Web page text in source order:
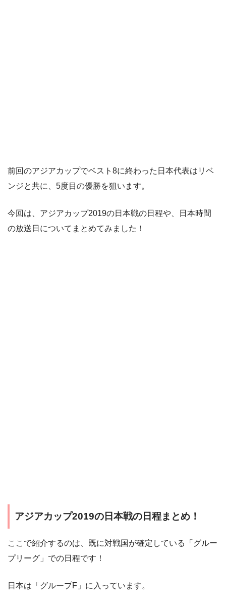
前回のアジアカップでベスト8に終わった日本代表はリベ
ンジと共に、5度目の優勝を狙います。
今回は、アジアカップ2019の日本戦の日程や、日本時間
の放送日についてまとめてみました！
アジアカップ2019の日本戦の日程まとめ！
ここで紹介するのは、既に対戦国が確定している「グルー
プリーグ」での日程です！
日本は「グループF」に入っています。